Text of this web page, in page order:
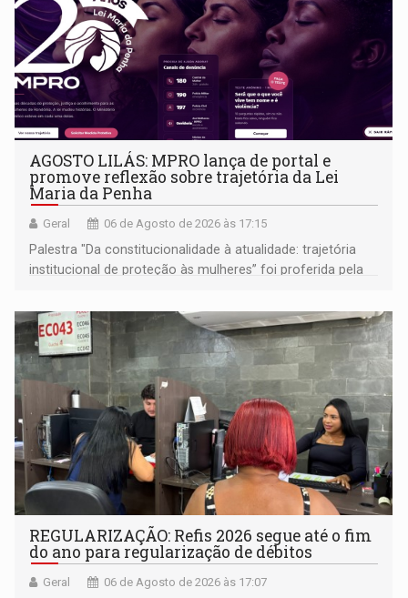
AGOSTO LILÁS: MPRO lança de portal e
promove reflexão sobre trajetória da Lei
Maria da Penha
Geral 06 de Agosto de 2026 às 17:15
Palestra "Da constitucionalidade à atualidade: trajetória
institucional de proteção às mulheres” foi proferida pela
Goiás
REGULARIZAÇÃO: Refis 2026 segue até o fim
do ano para regularização de débitos
Geral 06 de Agosto de 2026 às 17:07